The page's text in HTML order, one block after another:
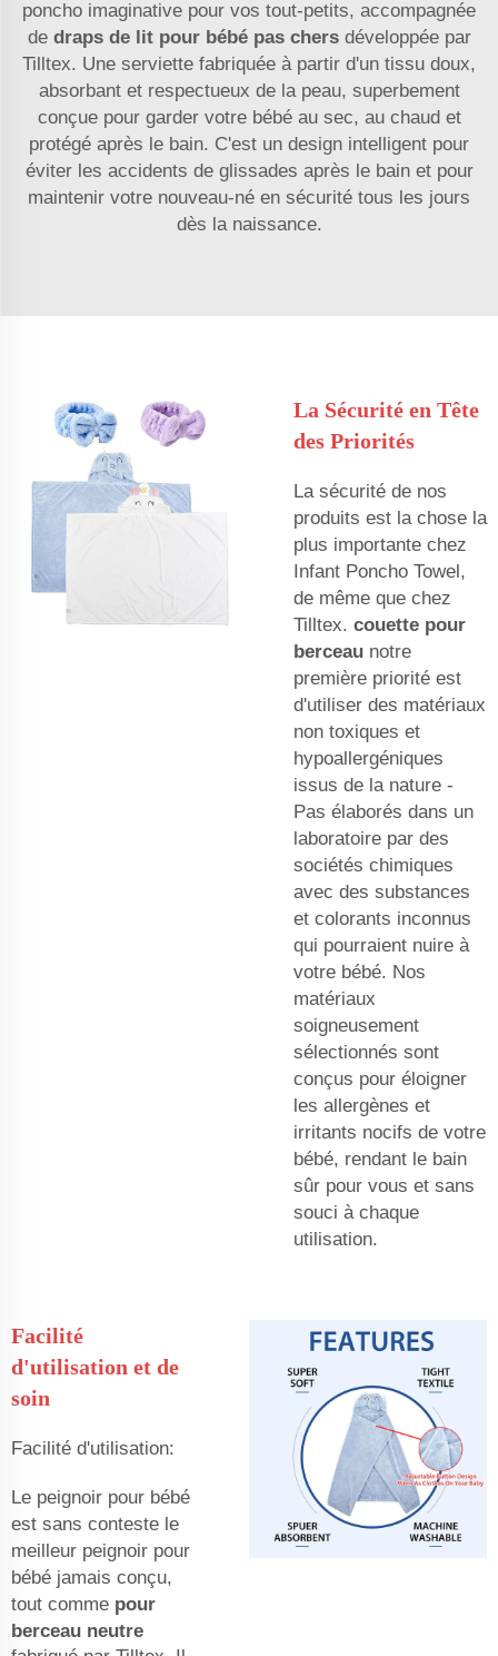
poncho imaginative pour vos tout-petits, accompagnée
de draps de lit pour bébé pas chers développée par
Tilltex. Une serviette fabriquée à partir d'un tissu doux,
absorbant et respectueux de la peau, superbement
conçue pour garder votre bébé au sec, au chaud et
protégé après le bain. C'est un design intelligent pour
éviter les accidents de glissades après le bain et pour
maintenir votre nouveau-né en sécurité tous les jours
dès la naissance.
La Sécurité en Tête
des Priorités
La sécurité de nos
produits est la chose la
plus importante chez
Infant Poncho Towel,
de même que chez
Tilltex. couette pour
berceau notre
première priorité est
d'utiliser des matériaux
non toxiques et
hypoallergéniques
issus de la nature -
Pas élaborés dans un
laboratoire par des
sociétés chimiques
avec des substances
et colorants inconnus
qui pourraient nuire à
votre bébé. Nos
matériaux
soigneusement
sélectionnés sont
conçus pour éloigner
les allergènes et
irritants nocifs de votre
bébé, rendant le bain
sûr pour vous et sans
souci à chaque
utilisation.
Facilité
d'utilisation et de
soin
Facilité d'utilisation:
Le peignoir pour bébé
est sans conteste le
meilleur peignoir pour
bébé jamais conçu,
tout comme pour
berceau neutre